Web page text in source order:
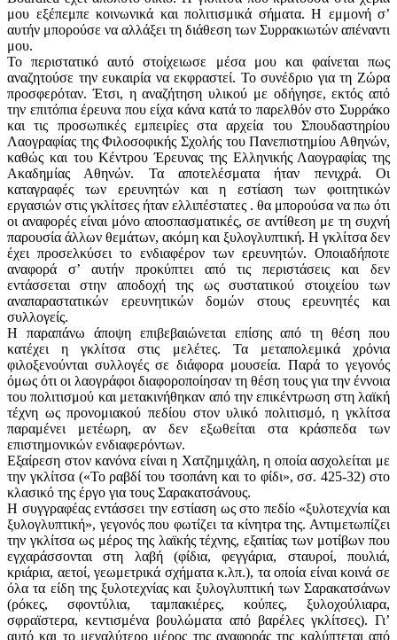
μου εξέπεμπε κοινωνικά και πολιτισμικά σήματα. Η εμμονή σ’
αυτήν μπορούσε να αλλάξει τη διάθεση των Συρρακιωτών απέναντι
μου.
Το περιστατικό αυτό στοίχειωσε μέσα μου και φαίνεται πως
αναζητούσε την ευκαιρία να εκφραστεί. Το συνέδριο για τη Ζώρα
προσφερόταν. Έτσι, η αναζήτηση υλικού με οδήγησε, εκτός από
την επιτόπια έρευνα που είχα κάνα κατά το παρελθόν στο Συρράκο
και τις προσωπικές εμπειρίες στα αρχεία του Σπουδαστηρίου
Λαογραφίας της Φιλοσοφικής Σχολής του Πανεπιστημίου Αθηνών,
καθώς και του Κέντρου Έρευνας της Ελληνικής Λαογραφίας της
Ακαδημίας Αθηνών. Τα αποτελέσματα ήταν πενιχρά. Οι
καταγραφές των ερευνητών και η εστίαση των φοιτητικών
εργασιών στις γκλίτσες ήταν ελλιπέστατες . θα μπορούσα να πω ότι
οι αναφορές είναι μόνο αποσπασματικές, σε αντίθεση με τη συχνή
παρουσία άλλων θεμάτων, ακόμη και ξυλογλυπτική. Η γκλίτσα δεν
έχει προσελκύσει το ενδιαφέρον των ερευνητών. Οποιαδήποτε
αναφορά σ’ αυτήν προκύπτει από τις περιστάσεις και δεν
εντάσσεται στην αποδοχή της ως συστατικού στοιχείου των
αναπαραστατικών ερευνητικών δομών στους ερευνητές και
συλλογείς.
Η παραπάνω άποψη επιβεβαιώνεται επίσης από τη θέση που
κατέχει η γκλίτσα στις μελέτες. Τα μεταπολεμικά χρόνια
φιλοξενούνται συλλογές σε διάφορα μουσεία. Παρά το γεγονός
όμως ότι οι λαογράφοι διαφοροποίησαν τη θέση τους για την έννοια
του πολιτισμού και μετακινήθηκαν από την επικέντρωση στη λαϊκή
τέχνη ως προνομιακού πεδίου στον υλικό πολιτισμό, η γκλίτσα
παραμένει μετέωρη, αν δεν εξωθείται στα κράσπεδα των
επιστημονικών ενδιαφερόντων.
Εξαίρεση στον κανόνα είναι η Χατζημιχάλη, η οποία ασχολείται με
την γκλίτσα («Το ραβδί του τσοπάνη και το φίδι», σσ. 425-32) στο
κλασικό της έργο για τους Σαρακατσάνους.
Η συγγραφέας εντάσσει την εστίαση ως στο πεδίο «ξυλοτεχνία και
ξυλογλυπτική», γεγονός που φωτίζει τα κίνητρα της. Αντιμετωπίζει
την γκλίτσα ως μέρος της λαϊκής τέχνης, εξαιτίας των μοτίβων που
εγχαράσσονται στη λαβή (φίδια, φεγγάρια, σταυροί, πουλιά,
κριάρια, αετοί, γεωμετρικά σχήματα κ.λπ.), τα οποία είναι κοινά σε
όλα τα είδη της ξυλοτεχνίας και ξυλογλυπτική των Σαρακατσάνων
(ρόκες, σφοντύλια, ταμπακιέρες, κούπες, ξυλοχούλιαρα,
σφραϊστερα, κεντισμένα βουλώματα από βαρέλες γκλίτσες). Γι’
αυτό και το μεγαλύτερο μέρος της αναφοράς της καλύπτεται από